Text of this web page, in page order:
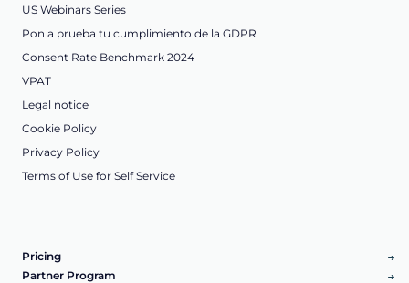
US Webinars Series
Pon a prueba tu cumplimiento de la GDPR
Consent Rate Benchmark 2024
VPAT
Legal notice
Cookie Policy
Privacy Policy
Terms of Use for Self Service
Pricing
Partner Program